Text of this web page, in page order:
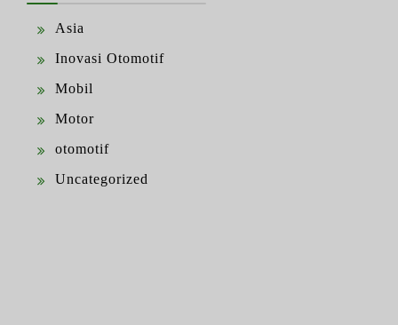
Asia
Inovasi Otomotif
Mobil
Motor
otomotif
Uncategorized